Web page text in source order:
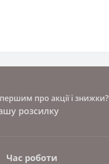
про акції і знижки?
розсилку
Час роботи